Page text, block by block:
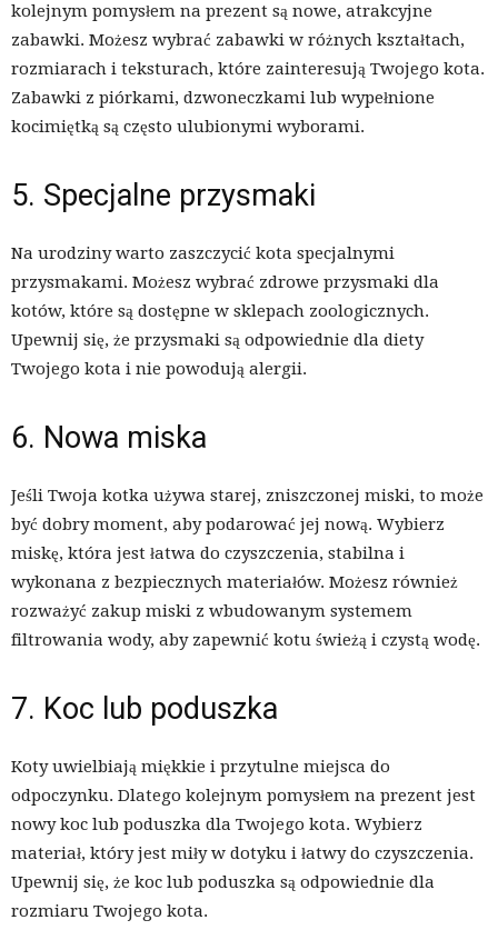
kolejnym pomysłem na prezent są nowe, atrakcyjne
zabawki. Możesz wybrać zabawki w różnych kształtach,
rozmiarach i teksturach, które zainteresują Twojego kota.
Zabawki z piórkami, dzwoneczkami lub wypełnione
kocimiętką są często ulubionymi wyborami.
5. Specjalne przysmaki
Na urodziny warto zaszczycić kota specjalnymi
przysmakami. Możesz wybrać zdrowe przysmaki dla
kotów, które są dostępne w sklepach zoologicznych.
Upewnij się, że przysmaki są odpowiednie dla diety
Twojego kota i nie powodują alergii.
6. Nowa miska
Jeśli Twoja kotka używa starej, zniszczonej miski, to może
być dobry moment, aby podarować jej nową. Wybierz
miskę, która jest łatwa do czyszczenia, stabilna i
wykonana z bezpiecznych materiałów. Możesz również
rozważyć zakup miski z wbudowanym systemem
filtrowania wody, aby zapewnić kotu świeżą i czystą wodę.
7. Koc lub poduszka
Koty uwielbiają miękkie i przytulne miejsca do
odpoczynku. Dlatego kolejnym pomysłem na prezent jest
nowy koc lub poduszka dla Twojego kota. Wybierz
materiał, który jest miły w dotyku i łatwy do czyszczenia.
Upewnij się, że koc lub poduszka są odpowiednie dla
rozmiaru Twojego kota.